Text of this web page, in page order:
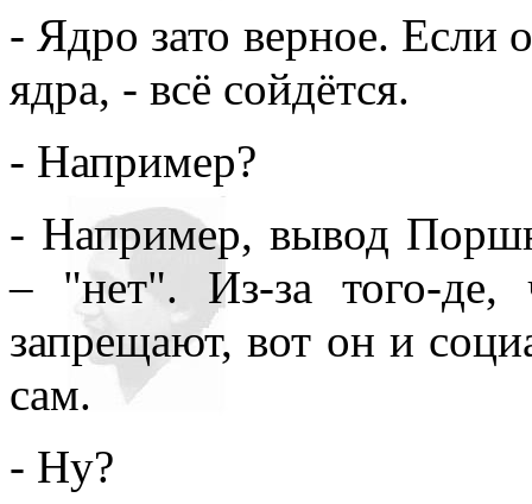
- Ядро зато верное. Если
ядра, - всё сойдётся.
- Например?
- Например, вывод
– "нет". Из-за того-
запрещают, вот он и
сам.
- Ну?